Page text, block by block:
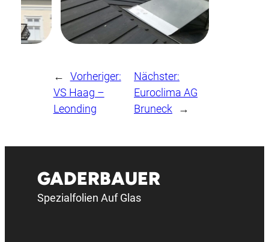
←
Vorheriger:
VS Haag –
Leonding
Nächster:
Euroclima AG
Bruneck
→
GADERBAUER
Spezialfolien Auf Glas